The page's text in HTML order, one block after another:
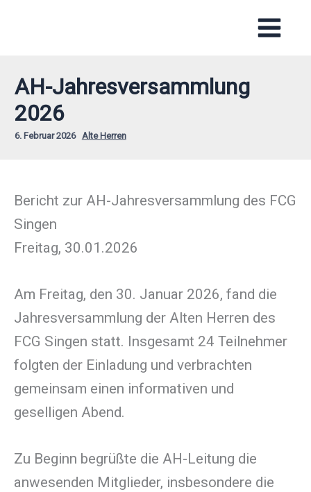
AH-Jahresversammlung
2026
6. Februar 2026 Alte Herren
Bericht zur AH-Jahresversammlung des FCG
Singen
Freitag, 30.01.2026
Am Freitag, den 30. Januar 2026, fand die
Jahresversammlung der Alten Herren des
FCG Singen statt. Insgesamt 24 Teilnehmer
folgten der Einladung und verbrachten
gemeinsam einen informativen und
geselligen Abend.
Zu Beginn begrüßte die AH-Leitung die
anwesenden Mitglieder, insbesondere die